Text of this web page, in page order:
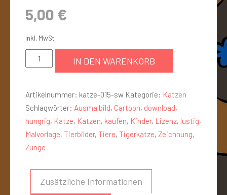
5,00 €
inkl. MwSt.
IN DEN WARENKORB
Artikelnummer: katze-015-sw Kategorie: Katzen
Schlagwörter: Ausmalbild, Cartoon, download,
hungrig, Katze, Katzen, kaufen, Kinder, Lizenz, lustig,
Malvorlage, Tierbilder, Tiere, Tigerkatze, Zeichnung,
Zunge
Zusätzliche Informationen